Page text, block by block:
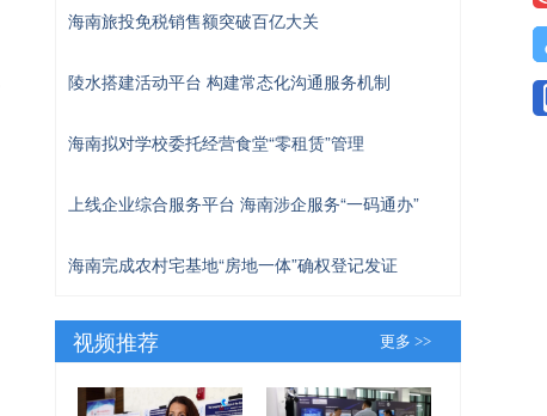
海南旅投免税销售额突破百亿大关
陵水搭建活动平台 构建常态化沟通服务机制
海南拟对学校委托经营食堂“零租赁”管理
上线企业综合服务平台 海南涉企服务“一码通办”
海南完成农村宅基地“房地一体”确权登记发证
视频推荐 更多 >>